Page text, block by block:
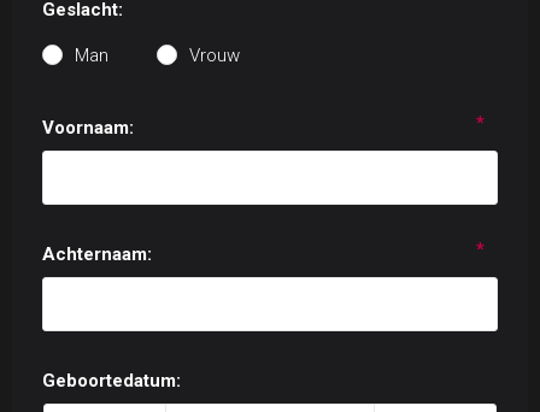
Geslacht:
Man Vrouw
Voornaam: *
Achternaam: *
Geboortedatum: